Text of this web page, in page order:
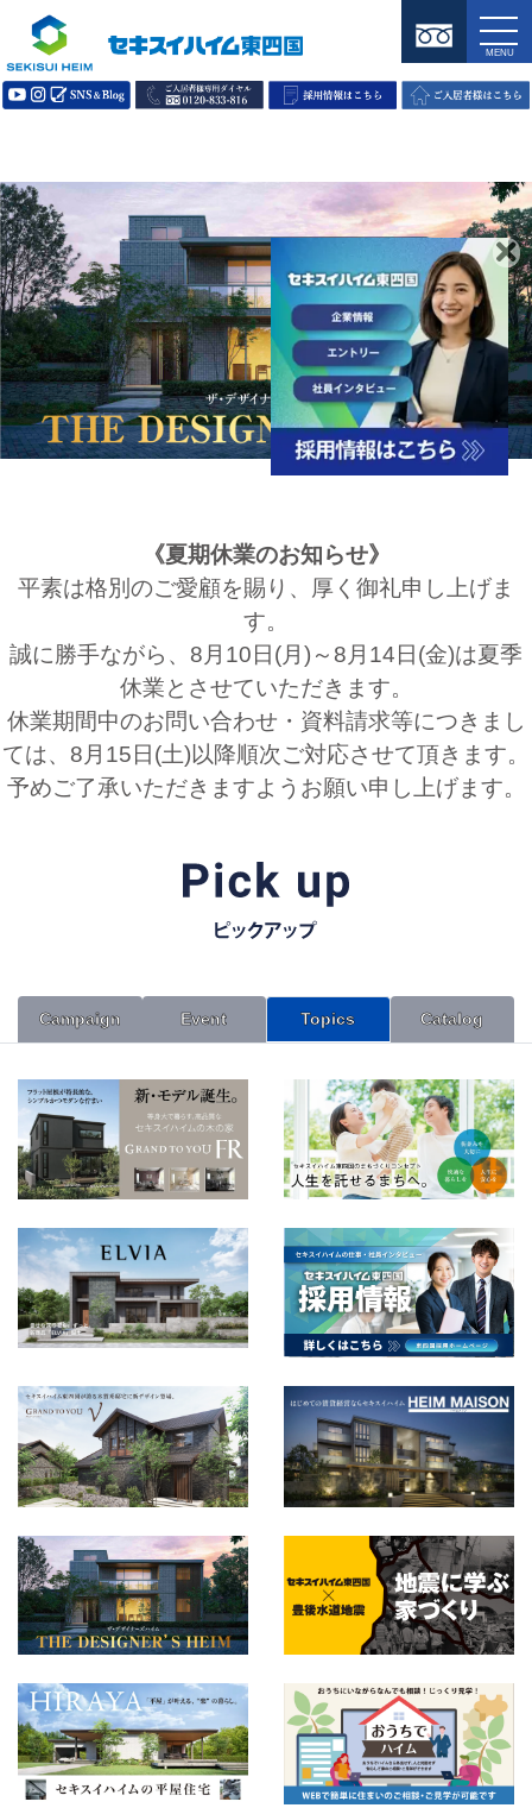
《夏期休業のお知らせ》
平素は格別のご愛顧を賜り、厚く御礼申し上げま
す。
誠に勝手ながら、8月10日(月)～8月14日(金)は夏季
休業とさせていただきます。
休業期間中のお問い合わせ・資料請求等につきまし
ては、8月15日(土)以降順次ご対応させて頂きます。
予めご了承いただきますようお願い申し上げます。
Campaign Event Topics Catalog